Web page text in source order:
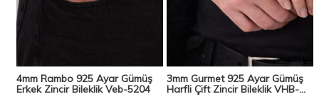
4mm Rambo 925 Ayar Gümüş
Erkek Zincir Bileklik Veb-5204
3mm Gurmet 925 Ayar Gümüş
Harfli Çift Zincir Bileklik VHB-